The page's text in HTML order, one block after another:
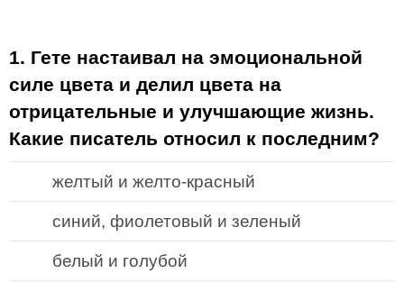
1. Гете настаивал на эмоциональной
силе цвета и делил цвета на
отрицательные и улучшающие жизнь.
Какие писатель относил к последним?
желтый и желто-красный
синий, фиолетовый и зеленый
белый и голубой